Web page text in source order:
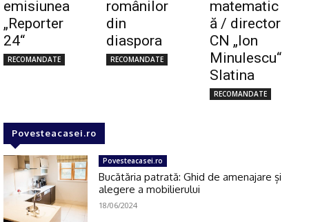
emisiunea
„Reporter
24“
RECOMANDATE
românilor
din
diaspora
RECOMANDATE
matematic
ă / director
CN „Ion
Minulescu“
Slatina
RECOMANDATE
Povesteacasei.ro
Povesteacasei.ro
Bucătăria patrată: Ghid de amenajare și
alegere a mobilierului
18/06/2024